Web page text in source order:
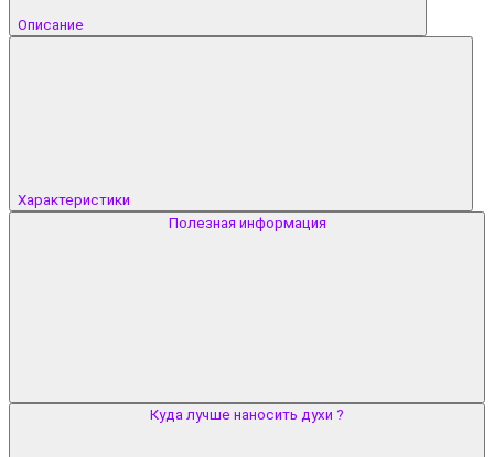
Описание
Характеристики
Полезная информация
Куда лучше наносить духи ?